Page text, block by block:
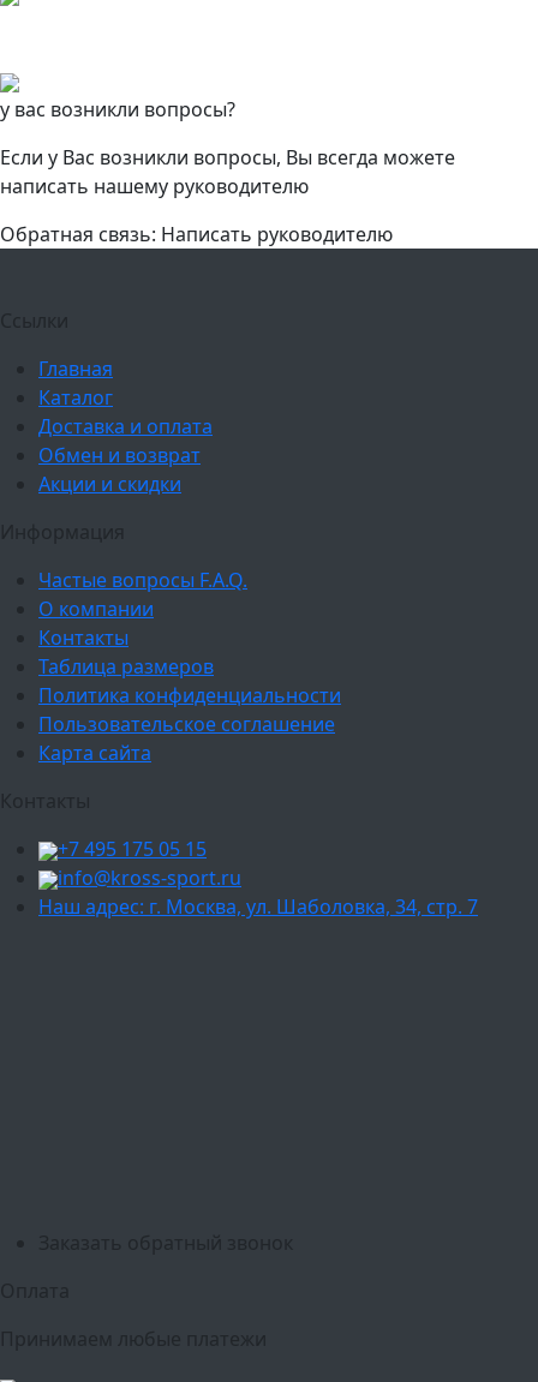
у вас возникли вопросы?
Если у Вас возникли вопросы, Вы всегда можете
написать нашему руководителю
Обратная связь: Написать руководителю
Ссылки
Главная
Каталог
Доставка и оплата
Обмен и возврат
Акции и скидки
Информация
Частые вопросы F.A.Q.
О компании
Контакты
Таблица размеров
Политика конфиденциальности
Пользовательское соглашение
Карта сайта
Контакты
+7 495 175 05 15
info@kross-sport.ru
Наш адрес: г. Москва, ул. Шаболовка, 34, стр. 7
Заказать обратный звонок
Оплата
Принимаем любые платежи